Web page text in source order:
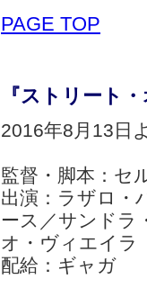
PAGE TOP
『ストリート
2016年8月13日
監督・脚本：
出演：ラザロ・
ース／サンドラ
オ・ヴィエイラ
配給：ギャガ